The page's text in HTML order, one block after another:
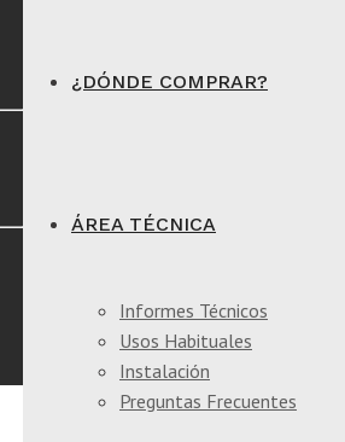
¿DÓNDE COMPRAR?
ÁREA TÉCNICA
Informes Técnicos
Usos Habituales
Instalación
Preguntas Frecuentes